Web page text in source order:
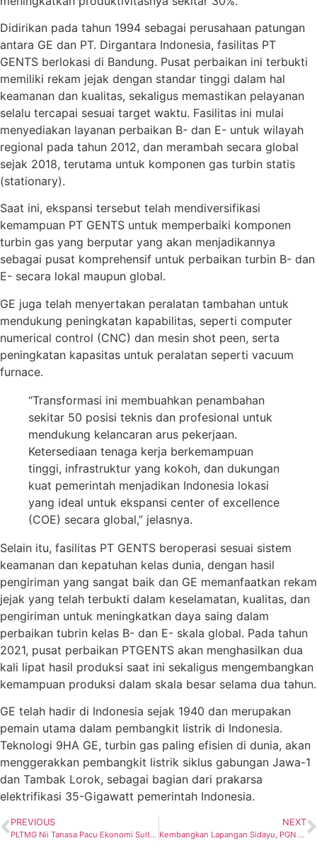
Didirikan pada tahun 1994 sebagai perusahaan patungan
antara GE dan PT. Dirgantara Indonesia, fasilitas PT
GENTS berlokasi di Bandung. Pusat perbaikan ini terbukti
memiliki rekam jejak dengan standar tinggi dalam hal
keamanan dan kualitas, sekaligus memastikan pelayanan
selalu tercapai sesuai target waktu. Fasilitas ini mulai
menyediakan layanan perbaikan B- dan E- untuk wilayah
regional pada tahun 2012, dan merambah secara global
sejak 2018, terutama untuk komponen gas turbin statis
(stationary).
Saat ini, ekspansi tersebut telah mendiversifikasi
kemampuan PT GENTS untuk memperbaiki komponen
turbin gas yang berputar yang akan menjadikannya
sebagai pusat komprehensif untuk perbaikan turbin B- dan
E- secara lokal maupun global.
GE juga telah menyertakan peralatan tambahan untuk
mendukung peningkatan kapabilitas, seperti computer
numerical control (CNC) dan mesin shot peen, serta
peningkatan kapasitas untuk peralatan seperti vacuum
furnace.
“Transformasi ini membuahkan penambahan
sekitar 50 posisi teknis dan profesional untuk
mendukung kelancaran arus pekerjaan.
Ketersediaan tenaga kerja berkemampuan
tinggi, infrastruktur yang kokoh, dan dukungan
kuat pemerintah menjadikan Indonesia lokasi
yang ideal untuk ekspansi center of excellence
(COE) secara global,” jelasnya.
Selain itu, fasilitas PT GENTS beroperasi sesuai sistem
keamanan dan kepatuhan kelas dunia, dengan hasil
pengiriman yang sangat baik dan GE memanfaatkan rekam
jejak yang telah terbukti dalam keselamatan, kualitas, dan
pengiriman untuk meningkatkan daya saing dalam
perbaikan tubrin kelas B- dan E- skala global. Pada tahun
2021, pusat perbaikan PTGENTS akan menghasilkan dua
kali lipat hasil produksi saat ini sekaligus mengembangkan
kemampuan produksi dalam skala besar selama dua tahun.
GE telah hadir di Indonesia sejak 1940 dan merupakan
pemain utama dalam pembangkit listrik di Indonesia.
Teknologi 9HA GE, turbin gas paling efisien di dunia, akan
menggerakkan pembangkit listrik siklus gabungan Jawa-1
dan Tambak Lorok, sebagai bagian dari prakarsa
elektrifikasi 35-Gigawatt pemerintah Indonesia.
PREVIOUS
PLTMG Nii Tanasa Pacu Ekonomi Sultra Lebih Berkembang
NEXT
Kembangkan Lapangan Sidayu, PGN Saka Targetkan First Oil Pertengahan 2021